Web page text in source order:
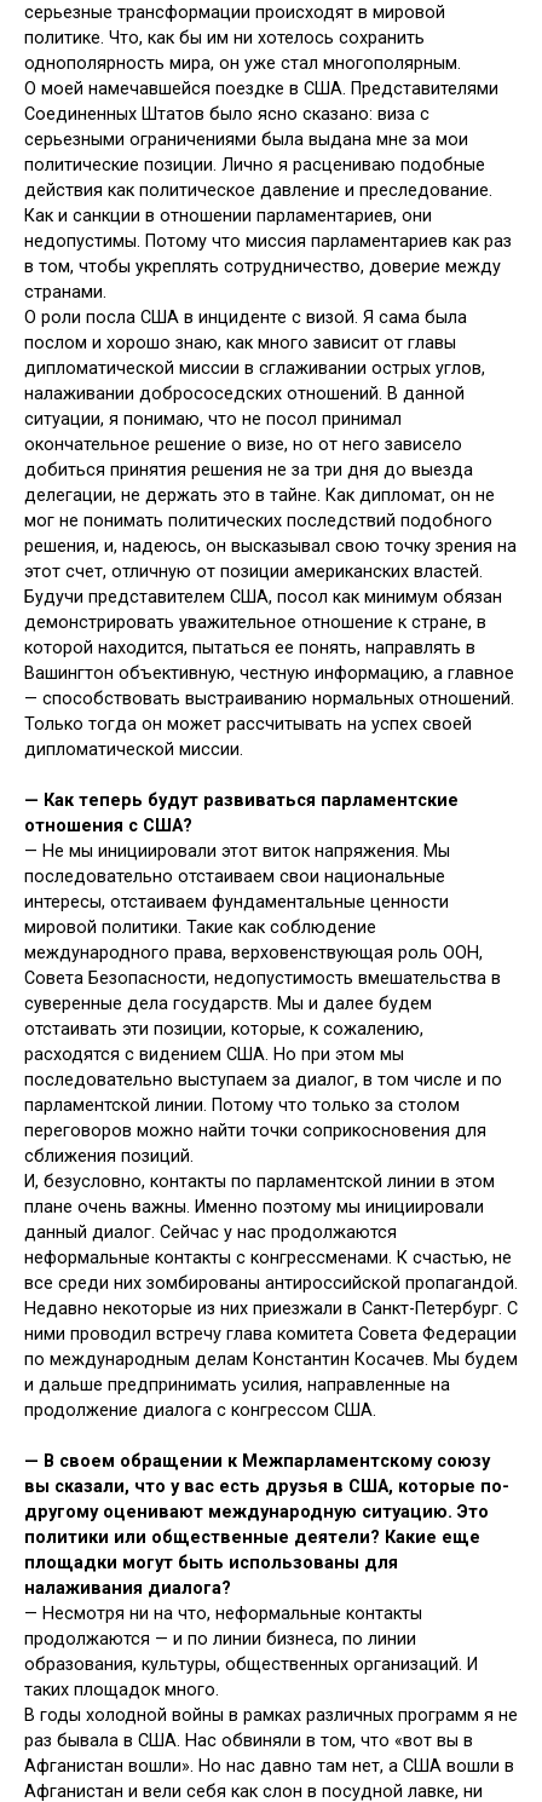
серьезные трансформации происходят в мировой
политике. Что, как бы им ни хотелось сохранить
однополярность мира, он уже стал многополярным.
О моей намечавшейся поездке в США. Представителями
Соединенных Штатов было ясно сказано: виза с
серьезными ограничениями была выдана мне за мои
политические позиции. Лично я расцениваю подобные
действия как политическое давление и преследование.
Как и санкции в отношении парламентариев, они
недопустимы. Потому что миссия парламентариев как раз
в том, чтобы укреплять сотрудничество, доверие между
странами.
О роли посла США в инциденте с визой. Я сама была
послом и хорошо знаю, как много зависит от главы
дипломатической миссии в сглаживании острых углов,
налаживании добрососедских отношений. В данной
ситуации, я понимаю, что не посол принимал
окончательное решение о визе, но от него зависело
добиться принятия решения не за три дня до выезда
делегации, не держать это в тайне. Как дипломат, он не
мог не понимать политических последствий подобного
решения, и, надеюсь, он высказывал свою точку зрения на
этот счет, отличную от позиции американских властей.
Будучи представителем США, посол как минимум обязан
демонстрировать уважительное отношение к стране, в
которой находится, пытаться ее понять, направлять в
Вашингтон объективную, честную информацию, а главное
— способствовать выстраиванию нормальных отношений.
Только тогда он может рассчитывать на успех своей
дипломатической миссии.
— Как теперь будут развиваться парламентские
отношения с США?
— Не мы инициировали этот виток напряжения. Мы
последовательно отстаиваем свои национальные
интересы, отстаиваем фундаментальные ценности
мировой политики. Такие как соблюдение
международного права, верховенствующая роль ООН,
Совета Безопасности, недопустимость вмешательства в
суверенные дела государств. Мы и далее будем
отстаивать эти позиции, которые, к сожалению,
расходятся с видением США. Но при этом мы
последовательно выступаем за диалог, в том числе и по
парламентской линии. Потому что только за столом
переговоров можно найти точки соприкосновения для
сближения позиций.
И, безусловно, контакты по парламентской линии в этом
плане очень важны. Именно поэтому мы инициировали
данный диалог. Сейчас у нас продолжаются
неформальные контакты с конгрессменами. К счастью, не
все среди них зомбированы антироссийской пропагандой.
Недавно некоторые из них приезжали в Санкт-Петербург. С
ними проводил встречу глава комитета Совета Федерации
по международным делам Константин Косачев. Мы будем
и дальше предпринимать усилия, направленные на
продолжение диалога с конгрессом США.
— В своем обращении к Межпарламентскому союзу
вы сказали, что у вас есть друзья в США, которые по-
другому оценивают международную ситуацию. Это
политики или общественные деятели? Какие еще
площадки могут быть использованы для
налаживания диалога?
— Несмотря ни на что, неформальные контакты
продолжаются — и по линии бизнеса, по линии
образования, культуры, общественных организаций. И
таких площадок много.
В годы холодной войны в рамках различных программ я не
раз бывала в США. Нас обвиняли в том, что «вот вы в
Афганистан вошли». Но нас давно там нет, а США вошли в
Афганистан и вели себя как слон в посудной лавке, ни